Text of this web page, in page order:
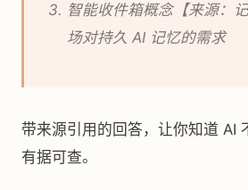
智能收件箱概念【来源：
场对持久 AI 记忆的需求
带来源引用的回答，让你知道 AI
有据可查。